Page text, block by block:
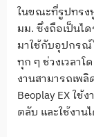
ในขณะที่รูปทรง
มม. ซึ่งถือเป็นไ
มาใช้กับอุปกรณ์
ทุก ๆ ช่วงเวลา
งานสามารถเพ
Beoplay EX ใช้
ตลับ และใช้งาน